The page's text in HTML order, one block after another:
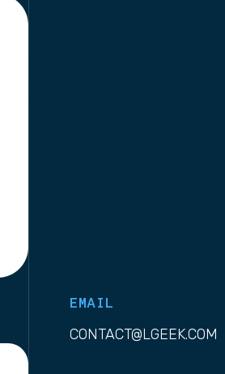
EMAIL
CONTACT@LGEEK.COM